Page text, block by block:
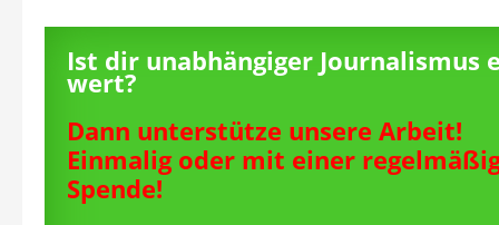
Ist dir unabhängiger Journalismus
wert?
Dann unterstütze unsere Arbeit!
Einmalig oder mit einer
Spende!